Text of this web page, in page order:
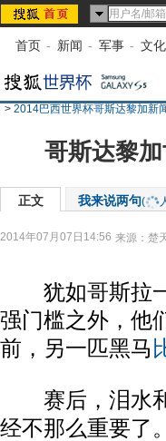
首页 - 新闻 - 军事 - 文化
> 2014巴西世界杯哥斯达黎加新
哥斯达黎
正文 我来说两句(
2014年07月07日14:56 来源： 楚
犹如哥斯拉一
强门槛之外，他
前，另一匹黑马
赛后，泪水和
经不那么重要了